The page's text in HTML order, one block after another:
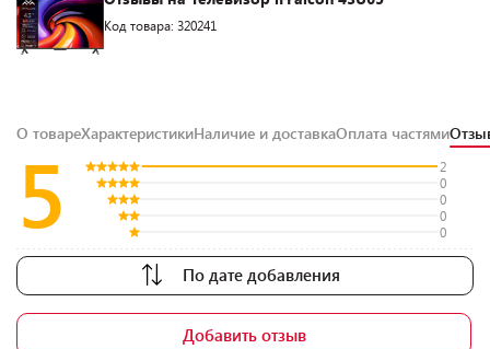
Код товара: 320241
О товареХарактеристикиНаличие и доставкаОплата частями
5
2
0
0
0
0
По дате добавления
Добавить отзыв